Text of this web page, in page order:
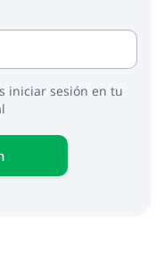
iniciar sesión en tu